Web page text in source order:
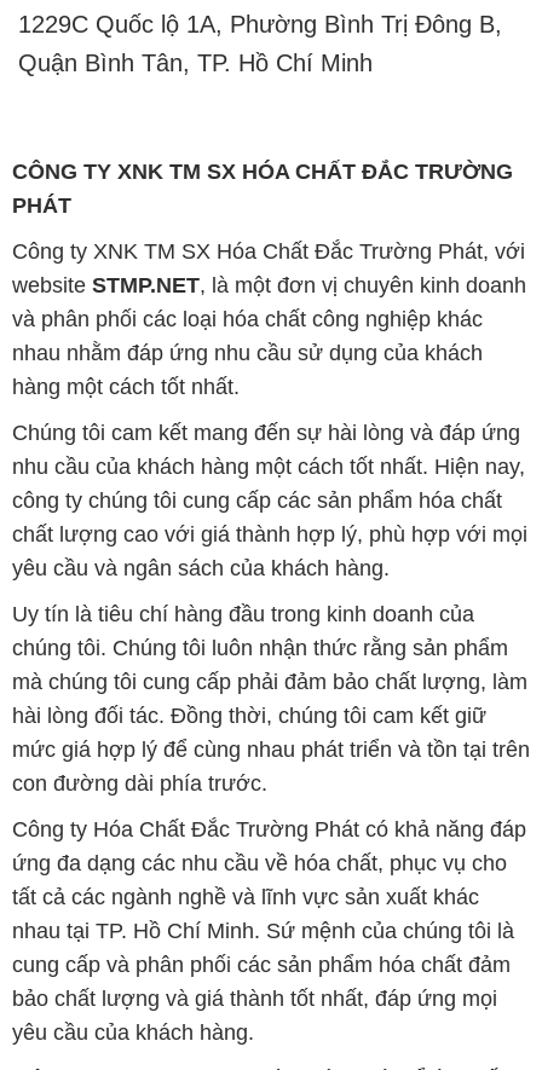
1229C Quốc lộ 1A, Phường Bình Trị Đông B,
Quận Bình Tân, TP. Hồ Chí Minh
CÔNG TY XNK TM SX HÓA CHẤT ĐẮC TRƯỜNG
PHÁT
Công ty XNK TM SX Hóa Chất Đắc Trường Phát, với
website STMP.NET, là một đơn vị chuyên kinh doanh
và phân phối các loại hóa chất công nghiệp khác
nhau nhằm đáp ứng nhu cầu sử dụng của khách
hàng một cách tốt nhất.
Chúng tôi cam kết mang đến sự hài lòng và đáp ứng
nhu cầu của khách hàng một cách tốt nhất. Hiện nay,
công ty chúng tôi cung cấp các sản phẩm hóa chất
chất lượng cao với giá thành hợp lý, phù hợp với mọi
yêu cầu và ngân sách của khách hàng.
Uy tín là tiêu chí hàng đầu trong kinh doanh của
chúng tôi. Chúng tôi luôn nhận thức rằng sản phẩm
mà chúng tôi cung cấp phải đảm bảo chất lượng, làm
hài lòng đối tác. Đồng thời, chúng tôi cam kết giữ
mức giá hợp lý để cùng nhau phát triển và tồn tại trên
con đường dài phía trước.
Công ty Hóa Chất Đắc Trường Phát có khả năng đáp
ứng đa dạng các nhu cầu về hóa chất, phục vụ cho
tất cả các ngành nghề và lĩnh vực sản xuất khác
nhau tại TP. Hồ Chí Minh. Sứ mệnh của chúng tôi là
cung cấp và phân phối các sản phẩm hóa chất đảm
bảo chất lượng và giá thành tốt nhất, đáp ứng mọi
yêu cầu của khách hàng.